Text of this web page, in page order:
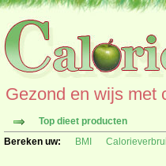
Gezond en wijs met
Top dieet producten
Bereken uw:
BMI